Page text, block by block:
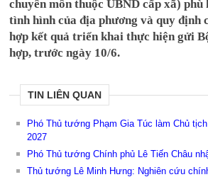
chuyên môn thuộc UBND cấp xã) phù
tình hình của địa phương và quy định
hợp kết quả triển khai thực hiện gửi
hợp, trước ngày 10/6.
TIN LIÊN QUAN
Phó Thủ tướng Phạm Gia Túc làm Chủ
2027
Phó Thủ tướng Chính phủ Lê Tiến Châu
Thủ tướng Lê Minh Hưng: Nghiên cứu